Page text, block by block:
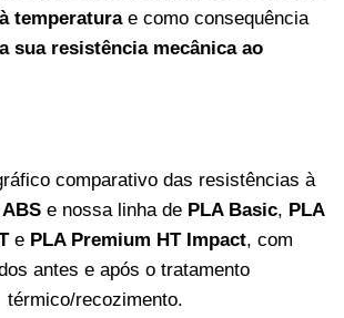
temperaturae como consequência
sua resistência mecânica ao
comparativo das resistências à
ABSe nossa linha de PLA Basic, PLA
e PLA Premium HT Impact, com
antes e após o tratamento
térmico/recozimento.